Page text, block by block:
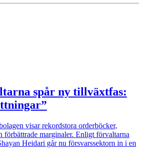
spår ny tillväxtfas:
visar rekordstora orderböcker,
förbättrade marginaler. Enligt förvaltarna
Heidari går nu försvarssektorn in i en